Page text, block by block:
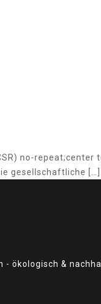
no-repeat;center
gesellschaftliche
- ökologisch &